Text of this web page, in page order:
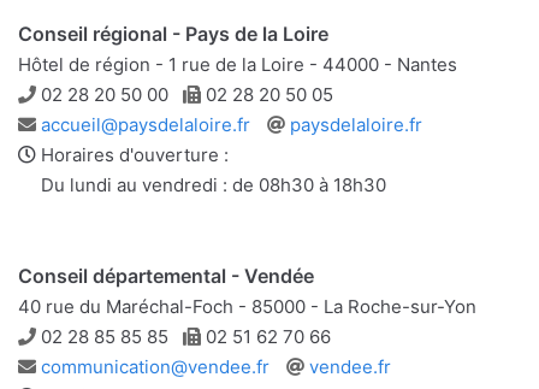
Conseil régional - Pays de la Loire
Hôtel de région - 1 rue de la Loire - 44000 - Nantes
Téléphone
02 28 20 50 00 Télécopie
02 28 20 50 05
Adresse
e-
mail
accueil@paysdelaloire.fr
Site
paysdelaloire.fr
Horaires d'ouverture :
Du lundi au vendredi : de 08h30 à 18h30
Conseil départemental - Vendée
40 rue du Maréchal-Foch - 85000 - La Roche-sur-Yon
Téléphone
02 28 85 85 85 Télécopie
02 51 62 70 66
Adresse
communication@vendee.fr
Site
vendee.fr